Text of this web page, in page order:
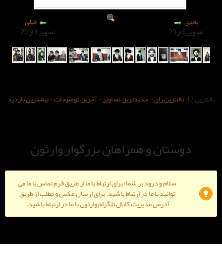
جدیدترین تصاویر-آخرین توضیحات-بیشترین بازدید
همراهان بزرگوار وارثون
بر شما؛ برای ارتباط با ما از طریق فرم تماس با ما می
ما در ارتباط باشید. برای ارسال عکس و مطلب از طریق
کانال تلگرام وارثون با ما در ارتباط باشید.